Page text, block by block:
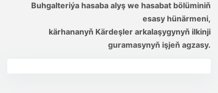
Buhgalteriýa hasaba alyş we hasabat bölüminiň
esasy hünärmeni,
kärhananyň Kärdeşler arkalaşygynyň ilkinji
guramasynyň işjeň agzasy.